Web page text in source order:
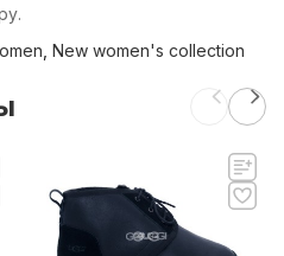
New women's collection